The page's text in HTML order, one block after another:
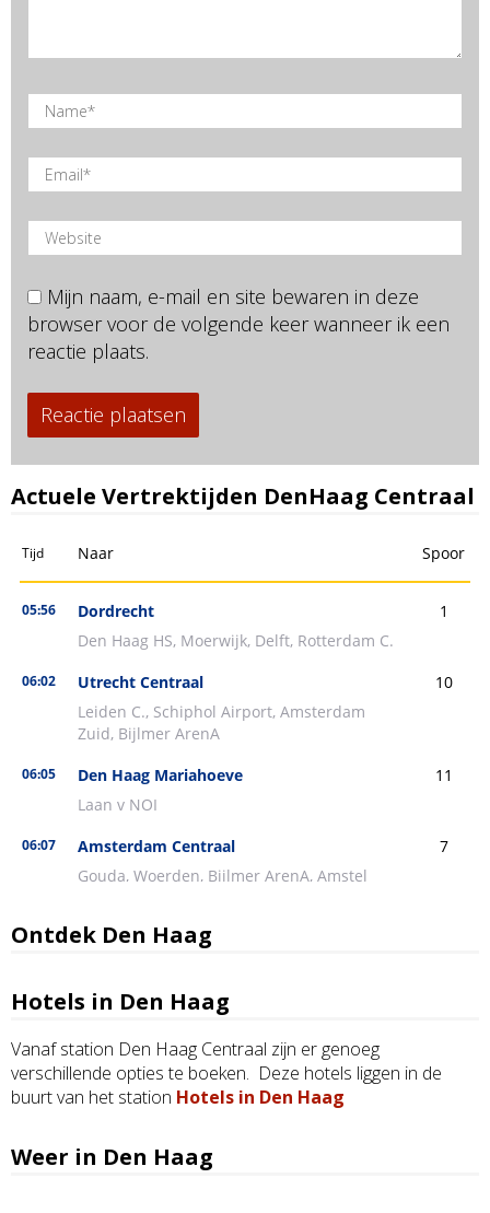
Mijn naam, e-mail en site bewaren in deze
browser voor de volgende keer wanneer ik een
reactie plaats.
Actuele Vertrektijden DenHaag Centraal
Ontdek Den Haag
Hotels in Den Haag
Vanaf station Den Haag Centraal zijn er genoeg
verschillende opties te boeken. Deze hotels liggen in de
buurt van het station Hotels in Den Haag
Weer in Den Haag